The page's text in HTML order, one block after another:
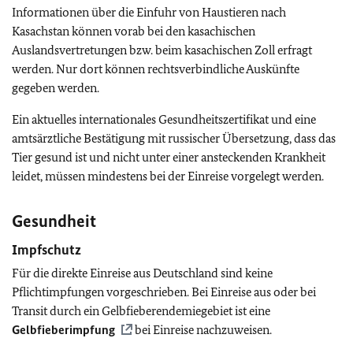
Informationen über die Einfuhr von Haustieren nach
Kasachstan können vorab bei den kasachischen
Auslandsvertretungen bzw. beim kasachischen Zoll erfragt
werden. Nur dort können rechtsverbindliche Auskünfte
gegeben werden.
Ein aktuelles internationales Gesundheitszertifikat und eine
amtsärztliche Bestätigung mit russischer Übersetzung, dass das
Tier gesund ist und nicht unter einer ansteckenden Krankheit
leidet, müssen mindestens bei der Einreise vorgelegt werden.
Gesundheit
Impfschutz
Für die direkte Einreise aus Deutschland sind keine
Pflichtimpfungen vorgeschrieben. Bei Einreise aus oder bei
Transit durch ein Gelbfieberendemiegebiet ist eine
Gelbfieberimpfung
bei Einreise nachzuweisen.